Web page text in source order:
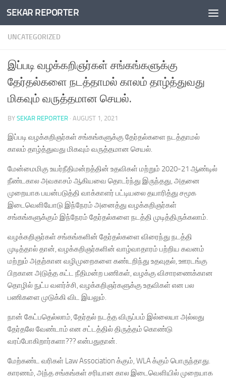
Skip to content
SEKAR REPORTER
UNCATEGORIZED
இப்படி வழக்கறிஞர்கள் சங்கங்களுக்கு
தேர்தல்களை நடத்தாமல் காலம் தாழ்த்துவது
மிகவும் வருத்தமான செயல்.
BY SEKAR REPORTER · AUGUST 1, 2021
இப்படி வழக்கறிஞர்கள் சங்கங்களுக்கு தேர்தல்களை நடத்தாமல்
காலம் தாழ்த்துவது மிகவும் வருத்தமான செயல்.
மேன்மைமிகு உயர்நீதிமன்றத்தின் உதவிகள் மற்றும் 2020-21 ஆண்டில்
நீண்டகால அவகாசம் ஆகியவை தொடர்ந்து இருந்தது, அதனை
முறையாக பயன்படுத்தி வாக்காளர் பட்டியலை தயாரித்து சமூக
இடைவெளியோடு இந்நேரம் அனைத்து வழக்கறிஞர்கள்
சங்கங்களுக்கும் இந்நேரம் தேர்தல்களை நடத்தி முடித்திருக்கலாம்.
வழக்கறிஞர்கள் சங்கங்களின் தேர்தல்களை விரைந்து நடத்தி
முடித்தால் தான், வழக்கறிஞர்களின் வாழ்வாதாரம் பற்றிய கவனம்
மற்றும் அதற்கான வழிமுறைகளை கண்டறிந்து உதவுதல், ஊரடங்கு
பிறகான அடுத்த கட்ட நீதிமன்ற பணிகள், வழக்கு விசாரணைக்கான
தொழில் நுட்ப வளர்ச்சி, வழக்கறிஞர்களுக்கு உதவிகள் என பல
பணிகளை முடுக்கி விட இயலும்.
நான் கேட்பதெல்லாம், தேர்தல் நடத்த விருப்பம் இல்லையா அல்லது
தேர்தலே வேண்டாம் என சட்டத்தில் திருத்தம் கொண்டு
வரப்போகிறார்களா??? என்பதுதான்.
மேற்கண்ட வரிகள் Law Association க்கும், WLA க்கும் பொருந்தாது.
காரணம், அந்த சங்கங்கள் சரியான கால இடைவெளியில் முறையாக